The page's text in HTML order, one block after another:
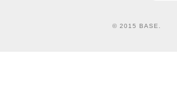
© 2015 BASE.